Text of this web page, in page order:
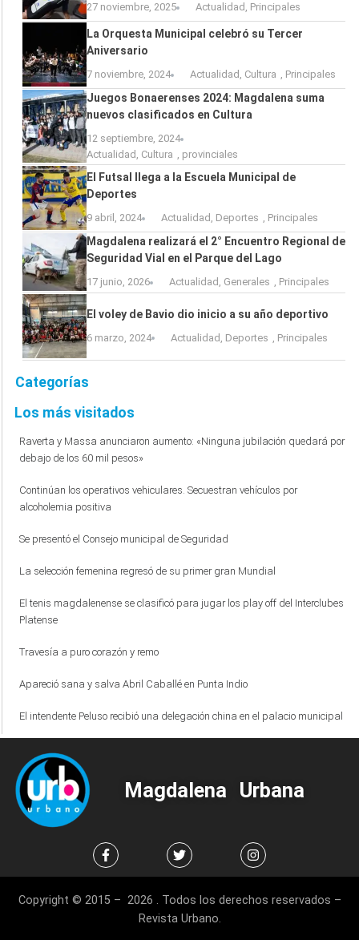
27 noviembre, 2025 Actualidad , Principales
La Orquesta Municipal celebró su Tercer
Aniversario
7 noviembre, 2024 Actualidad , Cultura , Principales
Juegos Bonaerenses 2024: Magdalena suma
nuevos clasificados en Cultura
12 septiembre, 2024
Actualidad , Cultura , provinciales
El Futsal llega a la Escuela Municipal de
Deportes
9 abril, 2024 Actualidad , Deportes , Principales
Magdalena realizará el 2° Encuentro Regional de
Seguridad Vial en el Parque del Lago
17 junio, 2026 Actualidad , Generales , Principales
El voley de Bavio dio inicio a su año deportivo
6 marzo, 2024 Actualidad Deportes Principales
Categorías
Los más visitados
Raverta y Massa anunciaron aumento: «Ninguna jubilación quedará por
debajo de los 60 mil pesos»
Continúan los operativos vehiculares. Secuestran vehículos por
alcoholemia positiva
Se presentó el Consejo municipal de Seguridad
La selección femenina regresó de su primer gran Mundial
El tenis magdalenense se clasificó para jugar los play off del Interclubes
Platense
Travesía a puro corazón y remo
Apareció sana y salva Abril Caballé en Punta Indio
El intendente Peluso recibió una delegación china en el palacio municipal
Magdalena Urbana
Copyright © 2015 – 2026 . Todos los derechos reservados –
Revista Urbano.